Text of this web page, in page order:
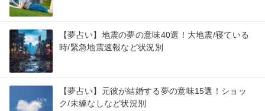
【夢占い】地震の夢の意味40選！大地震/寝ている
時/緊急地震速報など状況別
【夢占い】元彼が結婚する夢の意味15選！ショッ
ク/未練なしなど状況別